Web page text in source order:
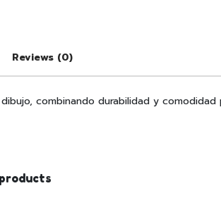
Reviews (0)
combinando durabilidad y